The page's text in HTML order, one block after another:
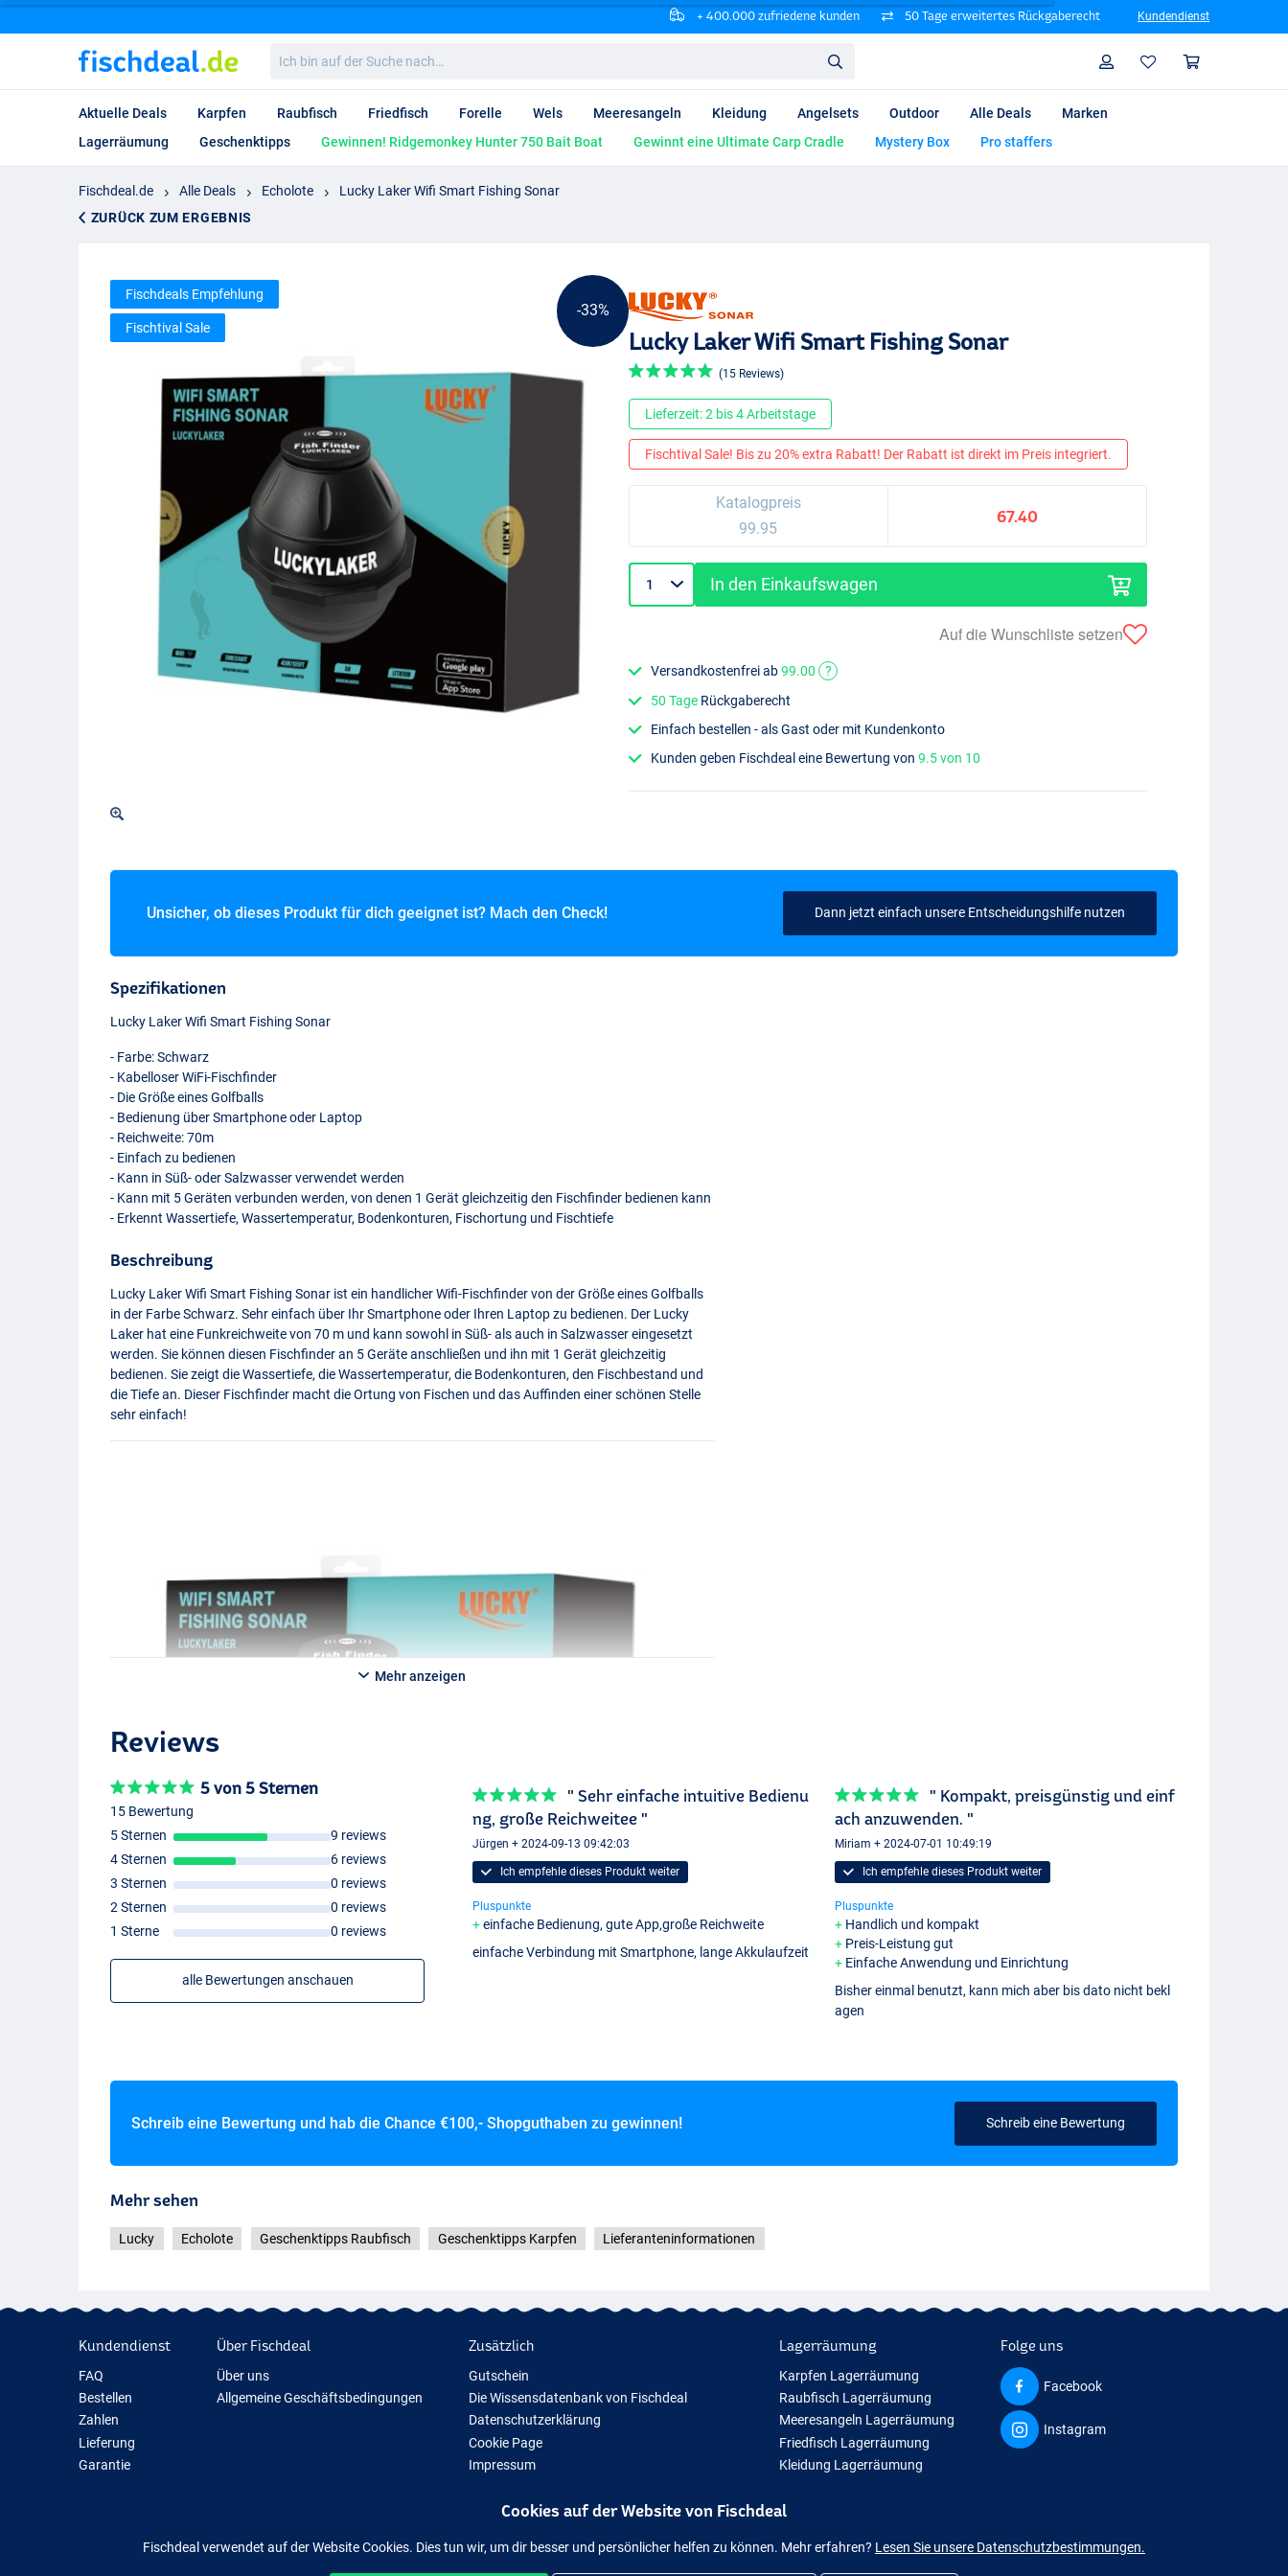
+ 400.000 zufriedene kunden 50 Tage erweitertes Rückgaberecht Kundendienst
bin
auf
Suche
nach…
Profil
Aktuelle Deals Karpfen Raubfisch Friedfisch Forelle Wels Meeresangeln Kleidung Angelsets Outdoor Alle Deals
Marken
Lagerräumung
Geschenktipps Gewinnen! Ridgemonkey Hunter 750 Bait Boat Gewinnt eine Ultimate Carp Cradle Mystery Box Pro staffers
Fischdeal.de Alle Deals Echolote
Lucky Laker Wifi Smart Fishing Sonar
ZURÜCK ZUM ERGEBNIS
-33%
Fischdeals Empfehlung
Fischtival Sale
Lucky Laker Wifi Smart Fishing Sonar
(15 Reviews)
Lieferzeit: 2 bis 4 Arbeitstage
Fischtival Sale! Bis zu 20% extra Rabatt! Der Rabatt ist direkt im Preis integriert.
Katalogpreis
99.95
67.40
In den Einkaufswagen
Auf die Wunschliste setzen
Versandkostenfrei ab99.00
?
50 Tage Rückgaberecht
Einfach bestellen - als Gast oder mit Kundenkonto
Kunden geben Fischdeal eine Bewertung von9.5 von 10
Unsicher, ob dieses Produkt für dich geeignet ist? Mach den Check! Dann jetzt einfach unsere Entscheidungshilfe nutzen
Spezifikationen
Lucky Laker Wifi Smart Fishing Sonar
- Farbe: Schwarz
- Kabelloser WiFi-Fischfinder
- Die Größe eines Golfballs
- Bedienung über Smartphone oder Laptop
- Reichweite: 70m
- Einfach zu bedienen
- Kann in Süß- oder Salzwasser verwendet werden
- Kann mit 5 Geräten verbunden werden, von denen 1 Gerät gleichzeitig den Fischfinder bedienen kann
- Erkennt Wassertiefe, Wassertemperatur, Bodenkonturen, Fischortung und Fischtiefe
Beschreibung
Lucky Laker Wifi Smart Fishing Sonar ist ein handlicher Wifi-Fischfinder von der Größe eines Golfballs
in der Farbe Schwarz. Sehr einfach über Ihr Smartphone oder Ihren Laptop zu bedienen. Der Lucky
Laker hat eine Funkreichweite von 70 m und kann sowohl in Süß- als auch in Salzwasser eingesetzt
werden. Sie können diesen Fischfinder an 5 Geräte anschließen und ihn mit 1 Gerät gleichzeitig
bedienen. Sie zeigt die Wassertiefe, die Wassertemperatur, die Bodenkonturen, den Fischbestand und
die Tiefe an. Dieser Fischfinder macht die Ortung von Fischen und das Auffinden einer schönen Stelle
sehr einfach!
Mehr anzeigen
Reviews
5 von 5 Sternen
15 Bewertung
5 Sternen
9 reviews
4 Sternen
6 reviews
3 Sternen
0 reviews
2 Sternen
0 reviews
1 Sterne
0 reviews
alle Bewertungen anschauen
" Sehr einfache intuitive Bedienu
ng, große Reichweitee "
Jürgen + 2024-09-13 09:42:03
Ich empfehle dieses Produkt weiter
Pluspunkte
einfache Bedienung, gute App,große Reichweite
einfache Verbindung mit Smartphone, lange Akkulaufzeit
" Kompakt, preisgünstig und einf
ach anzuwenden. "
Miriam + 2024-07-01 10:49:19
Ich empfehle dieses Produkt weiter
Pluspunkte
Handlich und kompakt
Preis-Leistung gut
Einfache Anwendung und Einrichtung
Bisher einmal benutzt, kann mich aber bis dato nicht bekl
agen
Schreib eine Bewertung und hab die Chance €100,- Shopguthaben zu gewinnen! Schreib eine Bewertung
Mehr sehen
Lucky Echolote Geschenktipps Raubfisch Geschenktipps Karpfen Lieferanteninformationen
Kundendienst
FAQ
Bestellen
Zahlen
Lieferung
Garantie
Über Fischdeal
Über uns
Allgemeine Geschäftsbedingungen
Zusätzlich
Gutschein
Die Wissensdatenbank von Fischdeal
Datenschutzerklärung
Cookie Page
Impressum
Neue Angelausrüstung
Lagerräumung
Karpfen Lagerräumung
Raubfisch Lagerräumung
Meeresangeln Lagerräumung
Friedfisch Lagerräumung
Kleidung Lagerräumung
Folge uns
Facebook
Instagram
Cookies auf der Website von Fischdeal
Fischdeal verwendet auf der Website Cookies. Dies tun wir, um dir besser und persönlicher helfen zu können. Mehr erfahren? Lesen Sie unsere Datenschutzbestimmungen.